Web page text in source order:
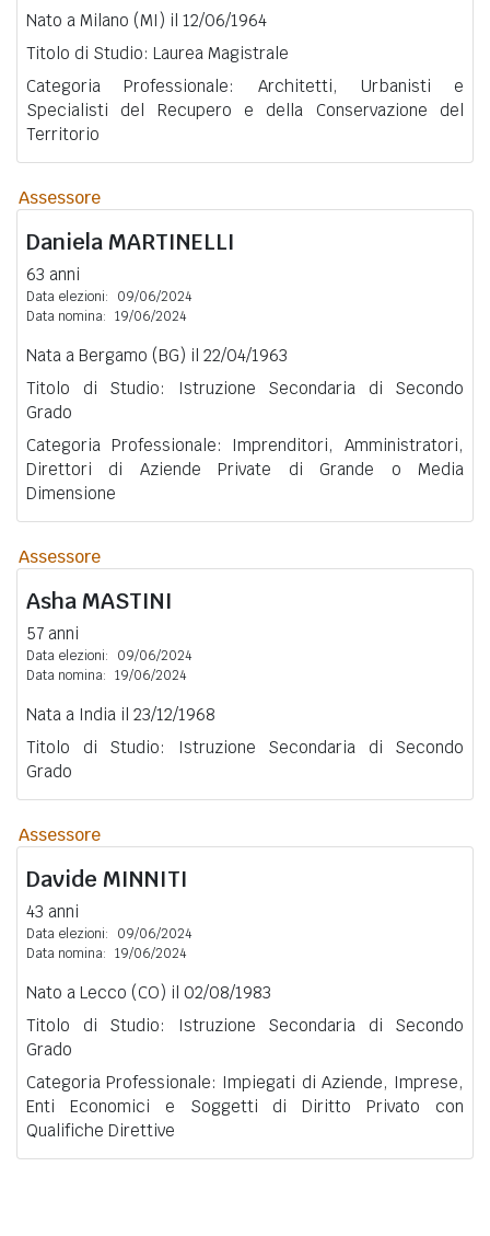
Nato a Milano (MI) il 12/06/1964
Titolo di Studio: Laurea Magistrale
Categoria Professionale: Architetti, Urbanisti e
Specialisti del Recupero e della Conservazione del
Territorio
Assessore
Daniela MARTINELLI
63 anni
Data elezioni:
09/06/2024
Data nomina: 19/06/2024
Nata a Bergamo (BG) il 22/04/1963
Titolo di Studio: Istruzione Secondaria di Secondo
Grado
Categoria Professionale: Imprenditori, Amministratori,
Direttori di Aziende Private di Grande o Media
Dimensione
Assessore
Asha MASTINI
57 anni
Data elezioni:
09/06/2024
Data nomina: 19/06/2024
Nata a India il 23/12/1968
Titolo di Studio: Istruzione Secondaria di Secondo
Grado
Assessore
Davide MINNITI
43 anni
Data elezioni:
09/06/2024
Data nomina: 19/06/2024
Nato a Lecco (CO) il 02/08/1983
Titolo di Studio: Istruzione Secondaria di Secondo
Grado
Categoria Professionale: Impiegati di Aziende, Imprese,
Enti Economici e Soggetti di Diritto Privato con
Qualifiche Direttive